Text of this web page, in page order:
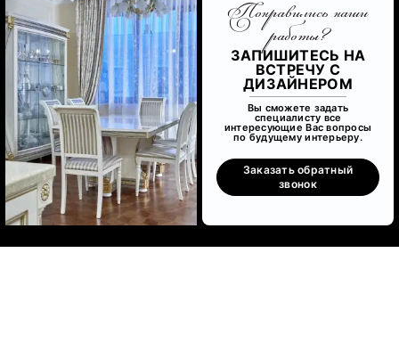
Понравились наши
работы?
ЗАПИШИТЕСЬ НА
ВСТРЕЧУ С
ДИЗАЙНЕРОМ
Вы сможете задать
специалисту все
интересующие Вас вопросы
по будущему интерьеру.
Заказать обратный
звонок